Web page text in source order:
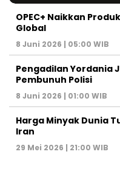
OPEC+ Naikkan
Global
8 Juni 2026 | 05:00 WIB
Pengadilan Yordania
Pembunuh Polisi
8 Juni 2026 | 01:00 WIB
Harga Minyak Dunia
Iran
29 Mei 2026 | 21:00 WIB